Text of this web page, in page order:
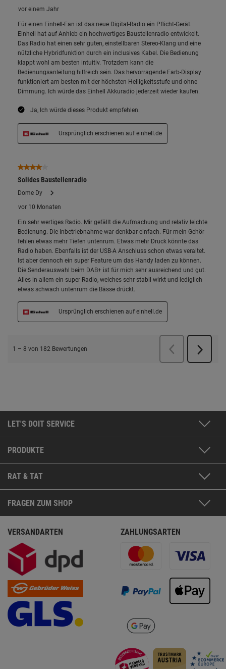
LET'S DOIT SERVICE
PRODUKTE
RAT & TAT
FRAGEN ZUM SHOP
VERSANDARTEN ZAHLUNGSARTEN